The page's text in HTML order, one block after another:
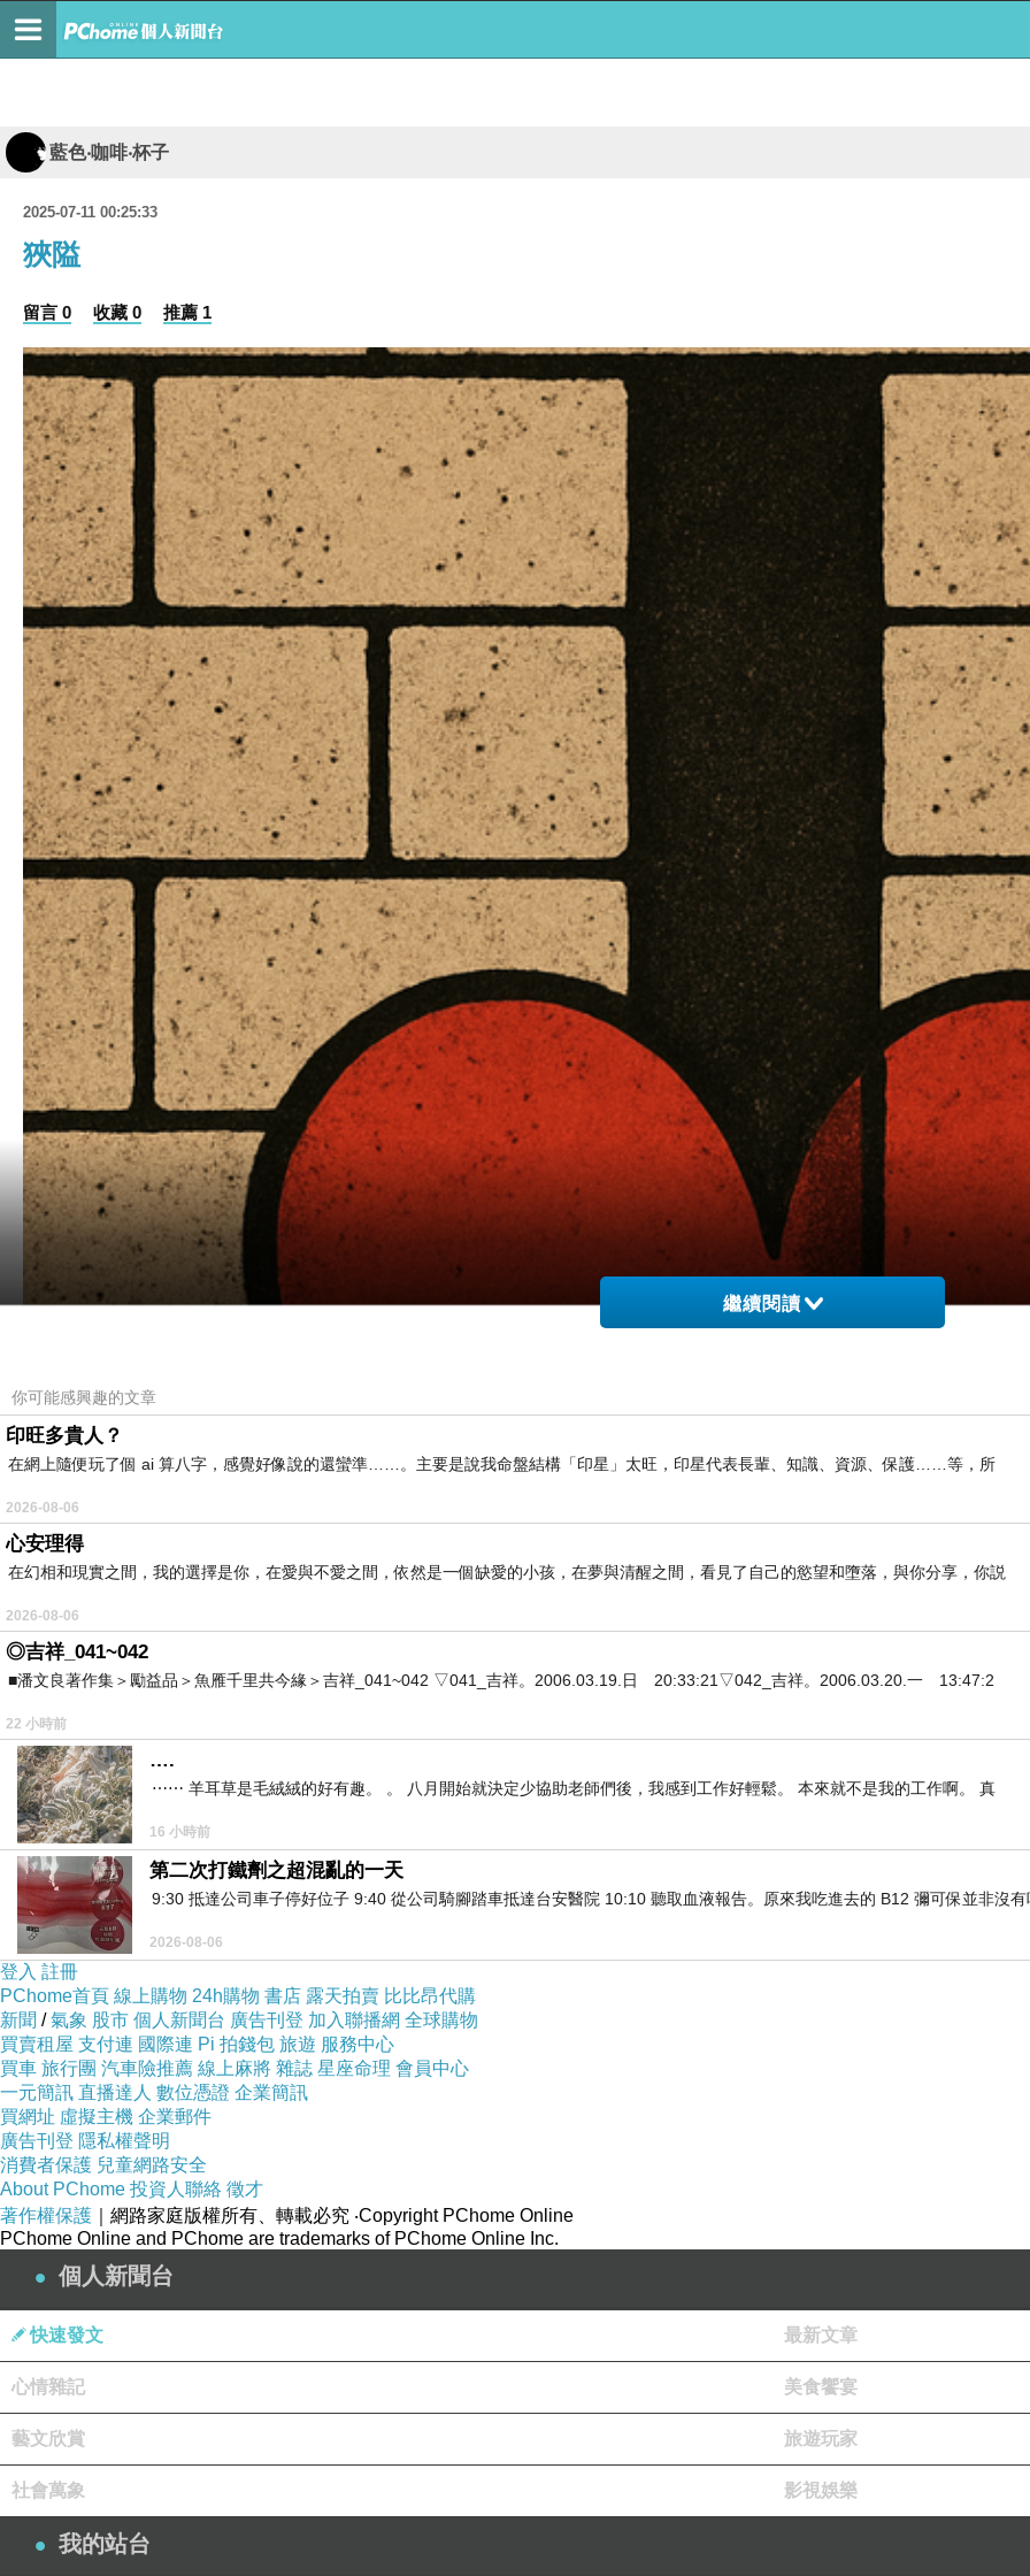
藍色‧咖啡‧杯子
2025-07-11 00:25:33
狹隘
留言 0 收藏 0 推薦 1
繼續閱讀
你可能感興趣的文章
印旺多貴人？
在網上隨便玩了個 ai 算八字，感覺好像說的還蠻準……。主要是說我命盤結構「印星」太旺，印星代表長輩、知識、資源、保護……等，所
2026-08-06
心安理得
在幻相和現實之間，我的選擇是你，在愛與不愛之間，依然是一個缺愛的小孩，在夢與清醒之間，看見了自己的慾望和墮落，與你分享，你説
2026-08-06
◎吉祥_041~042
■潘文良著作集＞勵益品＞魚雁千里共今緣＞吉祥_041~042 ▽041_吉祥。2006.03.19.日 20:33:21▽042_吉祥。2006.03.20.一 13:47:2
22 小時前
….
⋯⋯ 羊耳草是毛絨絨的好有趣。 。 八月開始就決定少協助老師們後，我感到工作好輕鬆。 本來就不是我的工作啊。 真
16 小時前
第二次打鐵劑之超混亂的一天
9:30 抵達公司車子停好位子 9:40 從公司騎腳踏車抵達台安醫院 10:10 聽取血液報告。原來我吃進去的 B12 彌可保並非沒有
2026-08-06
登入 註冊
PChome首頁 線上購物 24h購物 書店 露天拍賣 比比昂代購
新聞 /氣象 股市 個人新聞台 廣告刊登 加入聯播網 全球購物
買賣租屋 支付連 國際連 Pi 拍錢包 旅遊 服務中心
買車 旅行團 汽車險推薦 線上麻將 雜誌 星座命理 會員中心
一元簡訊 直播達人 數位憑證 企業簡訊
買網址 虛擬主機 企業郵件
廣告刊登 隱私權聲明
消費者保護 兒童網路安全
About PChome 投資人聯絡 徵才
著作權保護 ｜網路家庭版權所有、轉載必究 ‧Copyright PChome Online
PChome Online and PChome are trademarks of PChome Online Inc.
個人新聞台
快速發文 最新文章
心情雜記 美食饗宴
藝文欣賞 旅遊玩家
社會萬象 影視娛樂
我的站台